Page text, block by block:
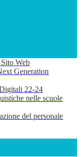
Web
Generation
22-24
nelle scuole
del personale